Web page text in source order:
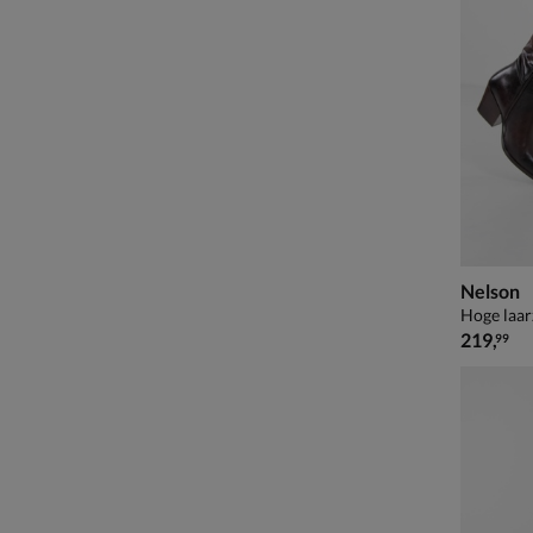
Nelson
Hoge
€ 219,99
219,99